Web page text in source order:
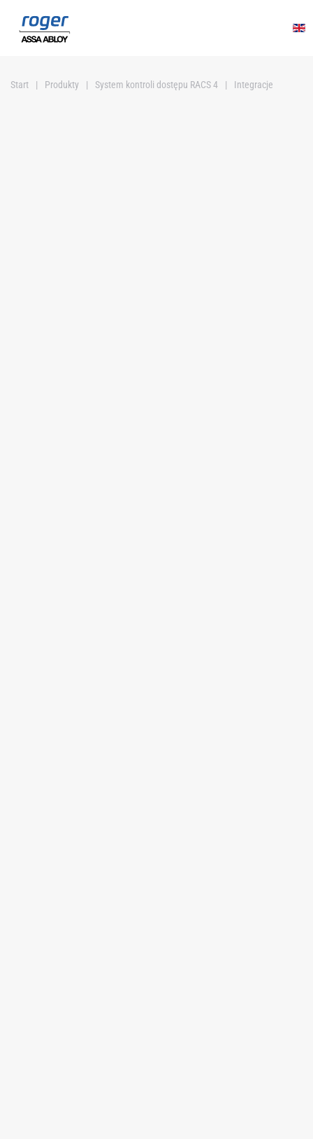
Przejdź do głównej treści
Start Produkty System kontroli dostępu RACS 4 Integracje